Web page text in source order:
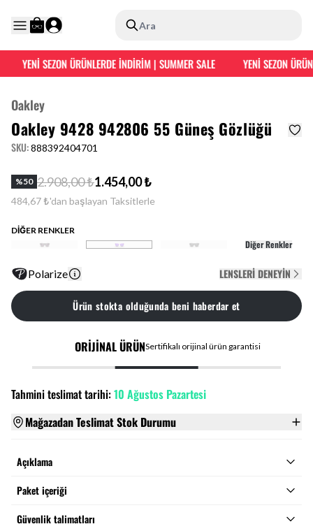
Ara
YENİ SEZON ÜRÜNLERDE İNDİRİM | SUMMER SALE YENİ SEZON
Oakley
Oakley 9428 942806 55 Güneş Gözlüğü
SKU:888392404701
%50 2.908,00 ₺1.454,00 ₺
484,67 ₺'dan başlayan Taksitlerle
DİĞER RENKLER
Diğer Renkler
Polarize LENSLERI DENEYIN
Ürün stokta olduğunda beni haberdar et
ORİJİNAL ÜRÜNSertifikalı orijinal ürün garantisi
Tahmini teslimat tarihi:10 Ağustos Pazartesi
Mağazadan Teslimat Stok Durumu
Açıklama
Paket içeriği
Güvenlik talimatları